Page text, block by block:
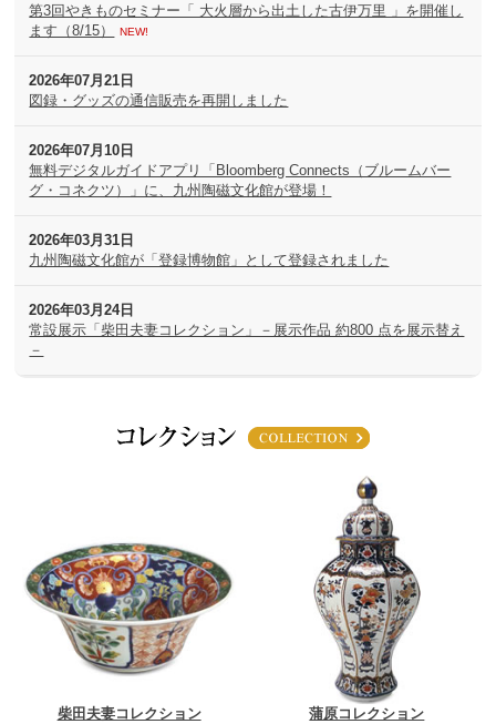
第3回やきものセミナー「 大火層から出土した古伊万里 」を開催し
ます（8/15）
NEW!
2026年07月21日
図録・グッズの通信販売を再開しました
2026年07月10日
無料デジタルガイドアプリ「Bloomberg Connects（ブルームバー
グ・コネクツ）」に、九州陶磁文化館が登場！
2026年03月31日
九州陶磁文化館が「登録博物館」として登録されました
2026年03月24日
常設展示「柴田夫妻コレクション」－展示作品 約800 点を展示替え
－
柴田夫妻コレクション 蒲原コレクション